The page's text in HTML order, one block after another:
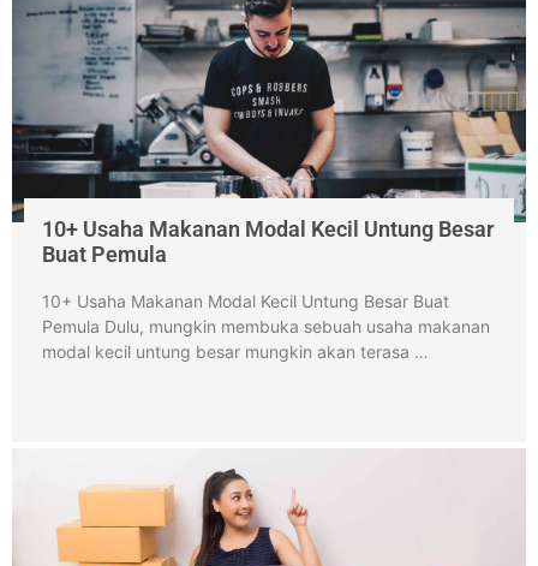
10+ Usaha Makanan Modal Kecil Untung Besar
Buat Pemula
10+ Usaha Makanan Modal Kecil Untung Besar Buat
Pemula Dulu, mungkin membuka sebuah usaha makanan
modal kecil untung besar mungkin akan terasa …